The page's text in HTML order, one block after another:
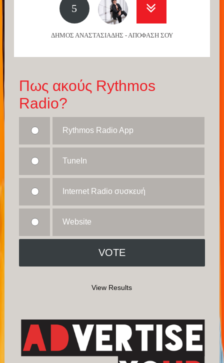
5
ΔΗΜΟΣ ΑΝΑΣΤΑΣΙΑΔΗΣ - ΑΠΟΦΑΣΗ ΣΟΥ
Πως ακούς Rythmos
Radio?
Rythmos Radio App
TuneIn
Internet Radio συσκευή
Website
View Results